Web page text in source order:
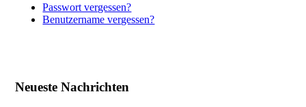
Passwort vergessen?
Benutzername vergessen?
Neueste Nachrichten